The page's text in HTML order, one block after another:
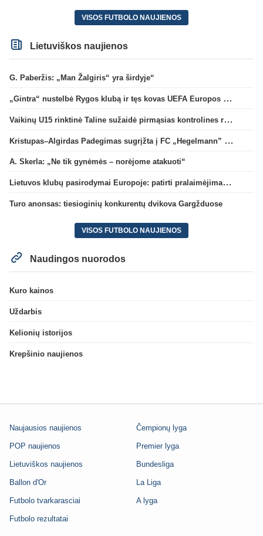
VISOS FUTBOLO NAUJIENOS
Lietuviškos naujienos
G. Paberžis: „Man Žalgiris“ yra širdyje“
„Gintra“ nustelbė Rygos klubą ir tęs kovas UEFA Europos taurės atrankoje
Vaikinų U15 rinktinė Taline sužaidė pirmąsias kontrolines rungtynes
Kristupas–Algirdas Padegimas sugrįžta į FC „Hegelmann” B sudėtį
A. Skerla: „Ne tik gynėmės – norėjome atakuoti“
Lietuvos klubų pasirodymai Europoje: patirti pralaimėjimai Kroatijos atstovams
Turo anonsas: tiesioginių konkurentų dvikova Gargžduose
VISOS FUTBOLO NAUJIENOS
Naudingos nuorodos
Kuro kainos
Uždarbis
Kelionių istorijos
Krepšinio naujienos
Naujausios naujienos
POP naujienos
Lietuviškos naujienos
Ballon d'Or
Futbolo tvarkarasciai
Futbolo rezultatai
Čempionų lyga
Premier lyga
Bundesliga
La Liga
A lyga